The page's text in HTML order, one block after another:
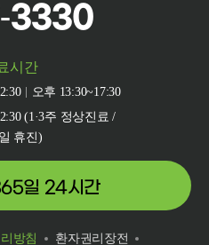
3330
시간
오후 13:30~17:30
(1·3주 정상진료 /
휴진)
일 24시간
방침 환자권리장전